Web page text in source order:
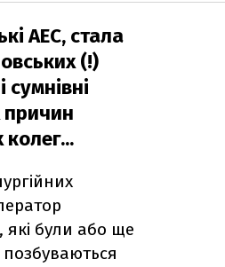
АЕС, стала
(!)
сумнівні
причин
які були або ще